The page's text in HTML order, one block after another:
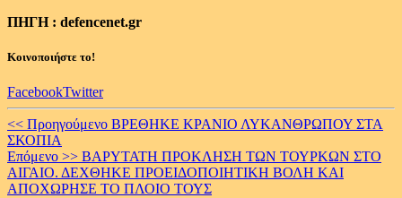
ΠΗΓΗ : defencenet.gr
Κοινοποιήστε το!
FacebookTwitter
Continue
Reading
<< Προηγούμενο ΒΡΕΘΗΚΕ ΚΡΑΝΙΟ ΛΥΚΑΝΘΡΩΠΟΥ ΣΤΑ
ΣΚΟΠΙΑ
Επόμενο >> ΒΑΡΥΤΑΤΗ ΠΡΟΚΛΗΣΗ ΤΩΝ ΤΟΥΡΚΩΝ ΣΤΟ
ΑΙΓΑΙΟ. ΔΕΧΘΗΚΕ ΠΡΟΕΙΔΟΠΟΙΗΤΙΚΗ ΒΟΛΗ ΚΑΙ
ΑΠΟΧΩΡΗΣΕ ΤΟ ΠΛΟΙΟ ΤΟΥΣ